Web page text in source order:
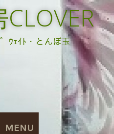
ｰｳｪｲﾄ・とんぼ玉
MENU